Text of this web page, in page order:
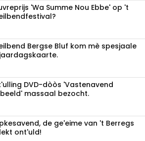
'Wa Summe Nou Ebbe' op 't
Bergse Bluf kom mè spesjaale
DVD-dòòs 'Vastenavend
massaal bezocht.
de ge'eime van 't Berregs
ont'uld!